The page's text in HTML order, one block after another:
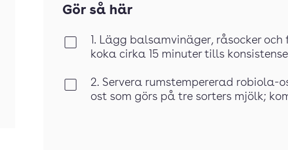
Gör så här
1. Lägg balsamvinäger, råsocker
koka cirka 15 minuter tills
2. Servera rumstempererad
ost som görs på tre sorters mjölk;